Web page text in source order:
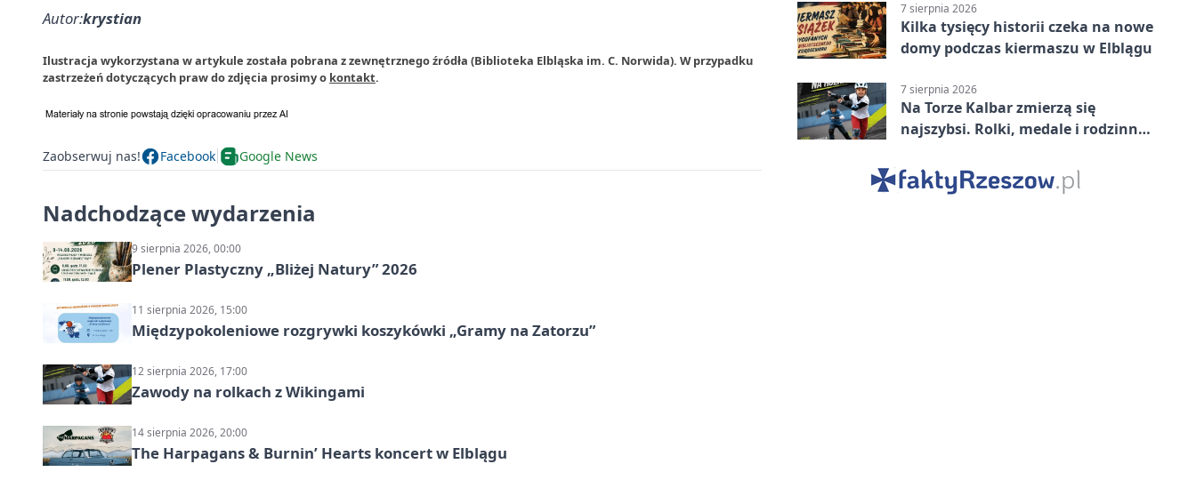
Autor:krystian
Ilustracja wykorzystana w artykule została pobrana z zewnętrznego źródła (Biblioteka Elbląska im. C. Norwida). W przypadku
zastrzeżeń dotyczących praw do zdjęcia prosimy o kontakt.
Zaobserwuj nas! Facebook Google News
Nadchodzące wydarzenia
9 sierpnia 2026, 00:00
Plener Plastyczny „Bliżej Natury” 2026
11 sierpnia 2026, 15:00
Międzypokoleniowe rozgrywki koszykówki „Gramy na Zatorzu”
12 sierpnia 2026, 17:00
Zawody na rolkach z Wikingami
14 sierpnia 2026, 20:00
The Harpagans & Burnin’ Hearts koncert w Elblągu
7 sierpnia 2026
Kilka tysięcy historii czeka na nowe
domy podczas kiermaszu w Elblągu
7 sierpnia 2026
Na Torze Kalbar zmierzą się
najszybsi. Rolki, medale i rodzinna